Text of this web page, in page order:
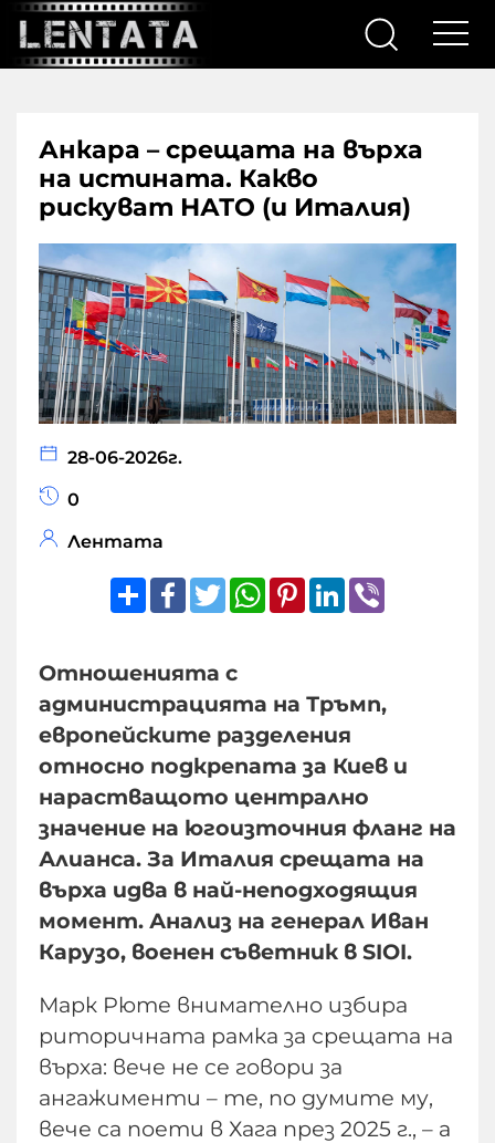
Анкара – срещата на върха
на истината. Какво
рискуват НАТО (и Италия)
28-06-2026г.
0
Лентата
ShareFacebook
TwitterWhatsApp
Pinterest
LinkedIn
Отношенията с
администрацията на Тръмп,
европейските разделения
относно подкрепата за Киев и
нарастващото централно
значение на югоизточния фланг на
Алианса. За Италия срещата на
върха идва в най-неподходящия
момент. Анализ на генерал Иван
Карузо, военен съветник в SIOI.
Марк Рюте внимателно избира
риторичната рамка за срещата на
върха: вече не се говори за
ангажименти – те, по думите му,
вече са поети в Хага през 2025 г., – а